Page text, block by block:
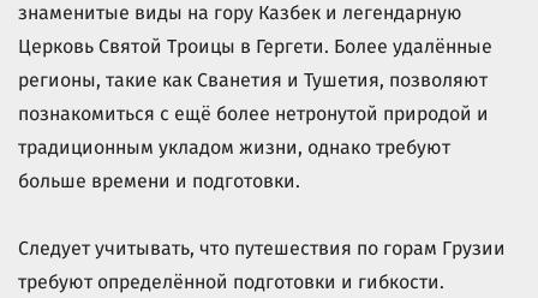
знаменитые виды на гору Казбек и легендарную
Церковь Святой Троицы в Гергети. Более удалённые
регионы, такие как Сванетия и Тушетия, позволяют
познакомиться с ещё более нетронутой природой и
традиционным укладом жизни, однако требуют
больше времени и подготовки.
Следует учитывать, что путешествия по горам Грузии
требуют определённой подготовки и гибкости.